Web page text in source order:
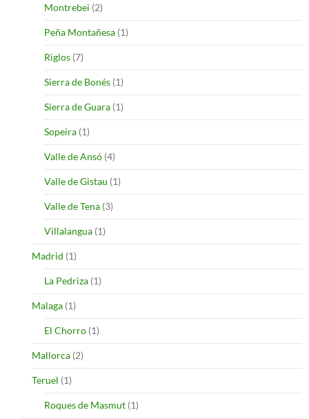
Montrebei (2)
Peña Montañesa (1)
Riglos (7)
Sierra de Bonés (1)
Sierra de Guara (1)
Sopeira (1)
Valle de Ansó (4)
Valle de Gistau (1)
Valle de Tena (3)
Villalangua (1)
Madrid (1)
La Pedriza (1)
Malaga (1)
El Chorro (1)
Mallorca (2)
Teruel (1)
Roques de Masmut (1)